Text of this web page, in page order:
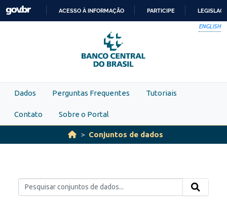
Skip to main content
PARA
O
CONTEÚDO
ACESSO À INFORMAÇÃO PARTICIPE
ENGLISH
Dados Perguntas Frequentes Tutoriais
Contato Sobre o Portal
Conjuntos de dados